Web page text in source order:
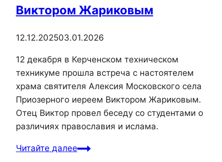
изготовлению
лент
Виктором Жариковым
12.12.202503.01.2026
12 декабря в Керченском техническом
техникуме прошла встреча с настоятелем
храма святителя Алексия Московского села
Приозерного иереем Виктором Жариковым.
Отец Виктор провел беседу со студентами о
различиях православия и ислама.
Читайте далееВ